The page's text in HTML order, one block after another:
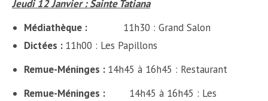
Jeudi 12 Janvier : Sainte Tatiana
Médiathèque : 11h30 : Grand Salon
Dictées : 11h00 : Les Papillons
Remue-Méninges : 14h45 à 16h45 : Restaurant
Remue-Méninges : 14h45 à 16h45 : Les